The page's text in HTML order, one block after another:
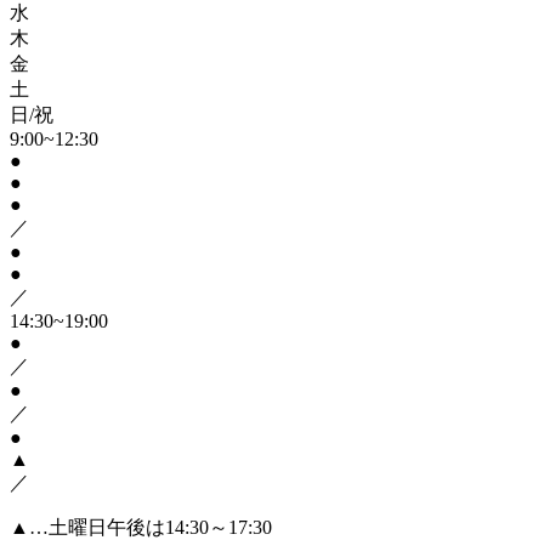
水
木
金
土
日/祝
9:00~12:30
●
●
●
／
●
●
／
14:30~19:00
●
／
●
／
●
▲
／
▲…土曜日午後は14:30～17:30